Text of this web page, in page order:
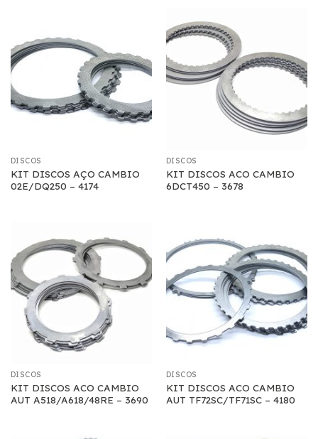
DISCOS
KIT DISCOS AÇO CAMBIO
02E/DQ250 – 4174
DISCOS
KIT DISCOS ACO CAMBIO
6DCT450 – 3678
DISCOS
KIT DISCOS ACO CAMBIO
AUT A518/A618/48RE – 3690
DISCOS
KIT DISCOS ACO CAMBIO
AUT TF72SC/TF71SC – 4180